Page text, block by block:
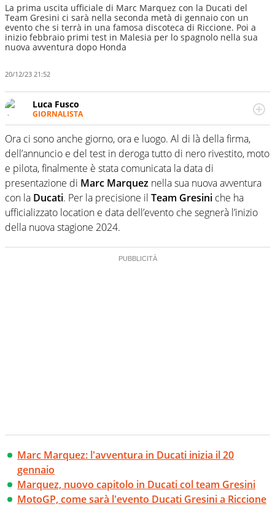
La prima uscita ufficiale di Marc Marquez con la Ducati del
Team Gresini ci sarà nella seconda metà di gennaio con un
evento che si terrà in una famosa discoteca di Riccione. Poi a
inizio febbraio primi test in Malesia per lo spagnolo nella sua
nuova avventura dopo Honda
20/12/23 21:52
Luca Fusco
GIORNALISTA
Giornalista multimediale. Quando si accendono i motori,
lui sgasa, impenna, derapa. E spesso e volentieri finisce
sul podio
Ora ci sono anche giorno, ora e luogo. Al di là della firma,
dell’annuncio e del test in deroga tutto di nero rivestito, moto
e pilota, finalmente è stata comunicata la data di
presentazione di Marc Marquez nella sua nuova avventura
con la Ducati. Per la precisione il Team Gresini che ha
ufficializzato location e data dell’evento che segnerà l’inizio
della nuova stagione 2024.
Marc Marquez: l'avventura in Ducati inizia il 20
gennaio
Marquez, nuovo capitolo in Ducati col team Gresini
MotoGP, come sarà l'evento Ducati Gresini a Riccione